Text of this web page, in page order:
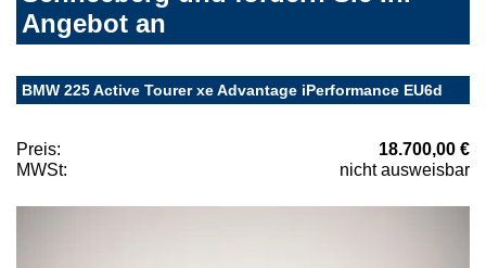
Angebot an
BMW 225 Active Tourer xe Advantage iPerformance EU6d
Preis:
18.700,00 €
MWSt:
nicht ausweisbar